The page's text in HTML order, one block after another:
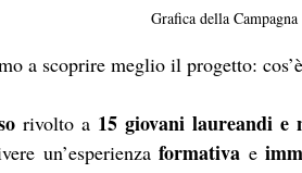
Grafica della
a scoprire meglio il progetto:
rivolto a 15 giovani laureandi e
un’esperienza formativa e